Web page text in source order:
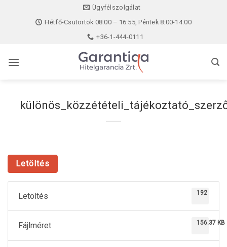
Ügyfélszolgálat
Hétfő-Csütörtök 08:00 – 16:55, Péntek 8:00-14:00
+36-1-444-0111
Letöltés
Letöltés 192
Fájlméret 156.37 KB